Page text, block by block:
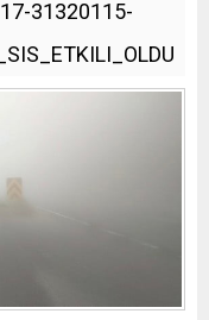
31320115-